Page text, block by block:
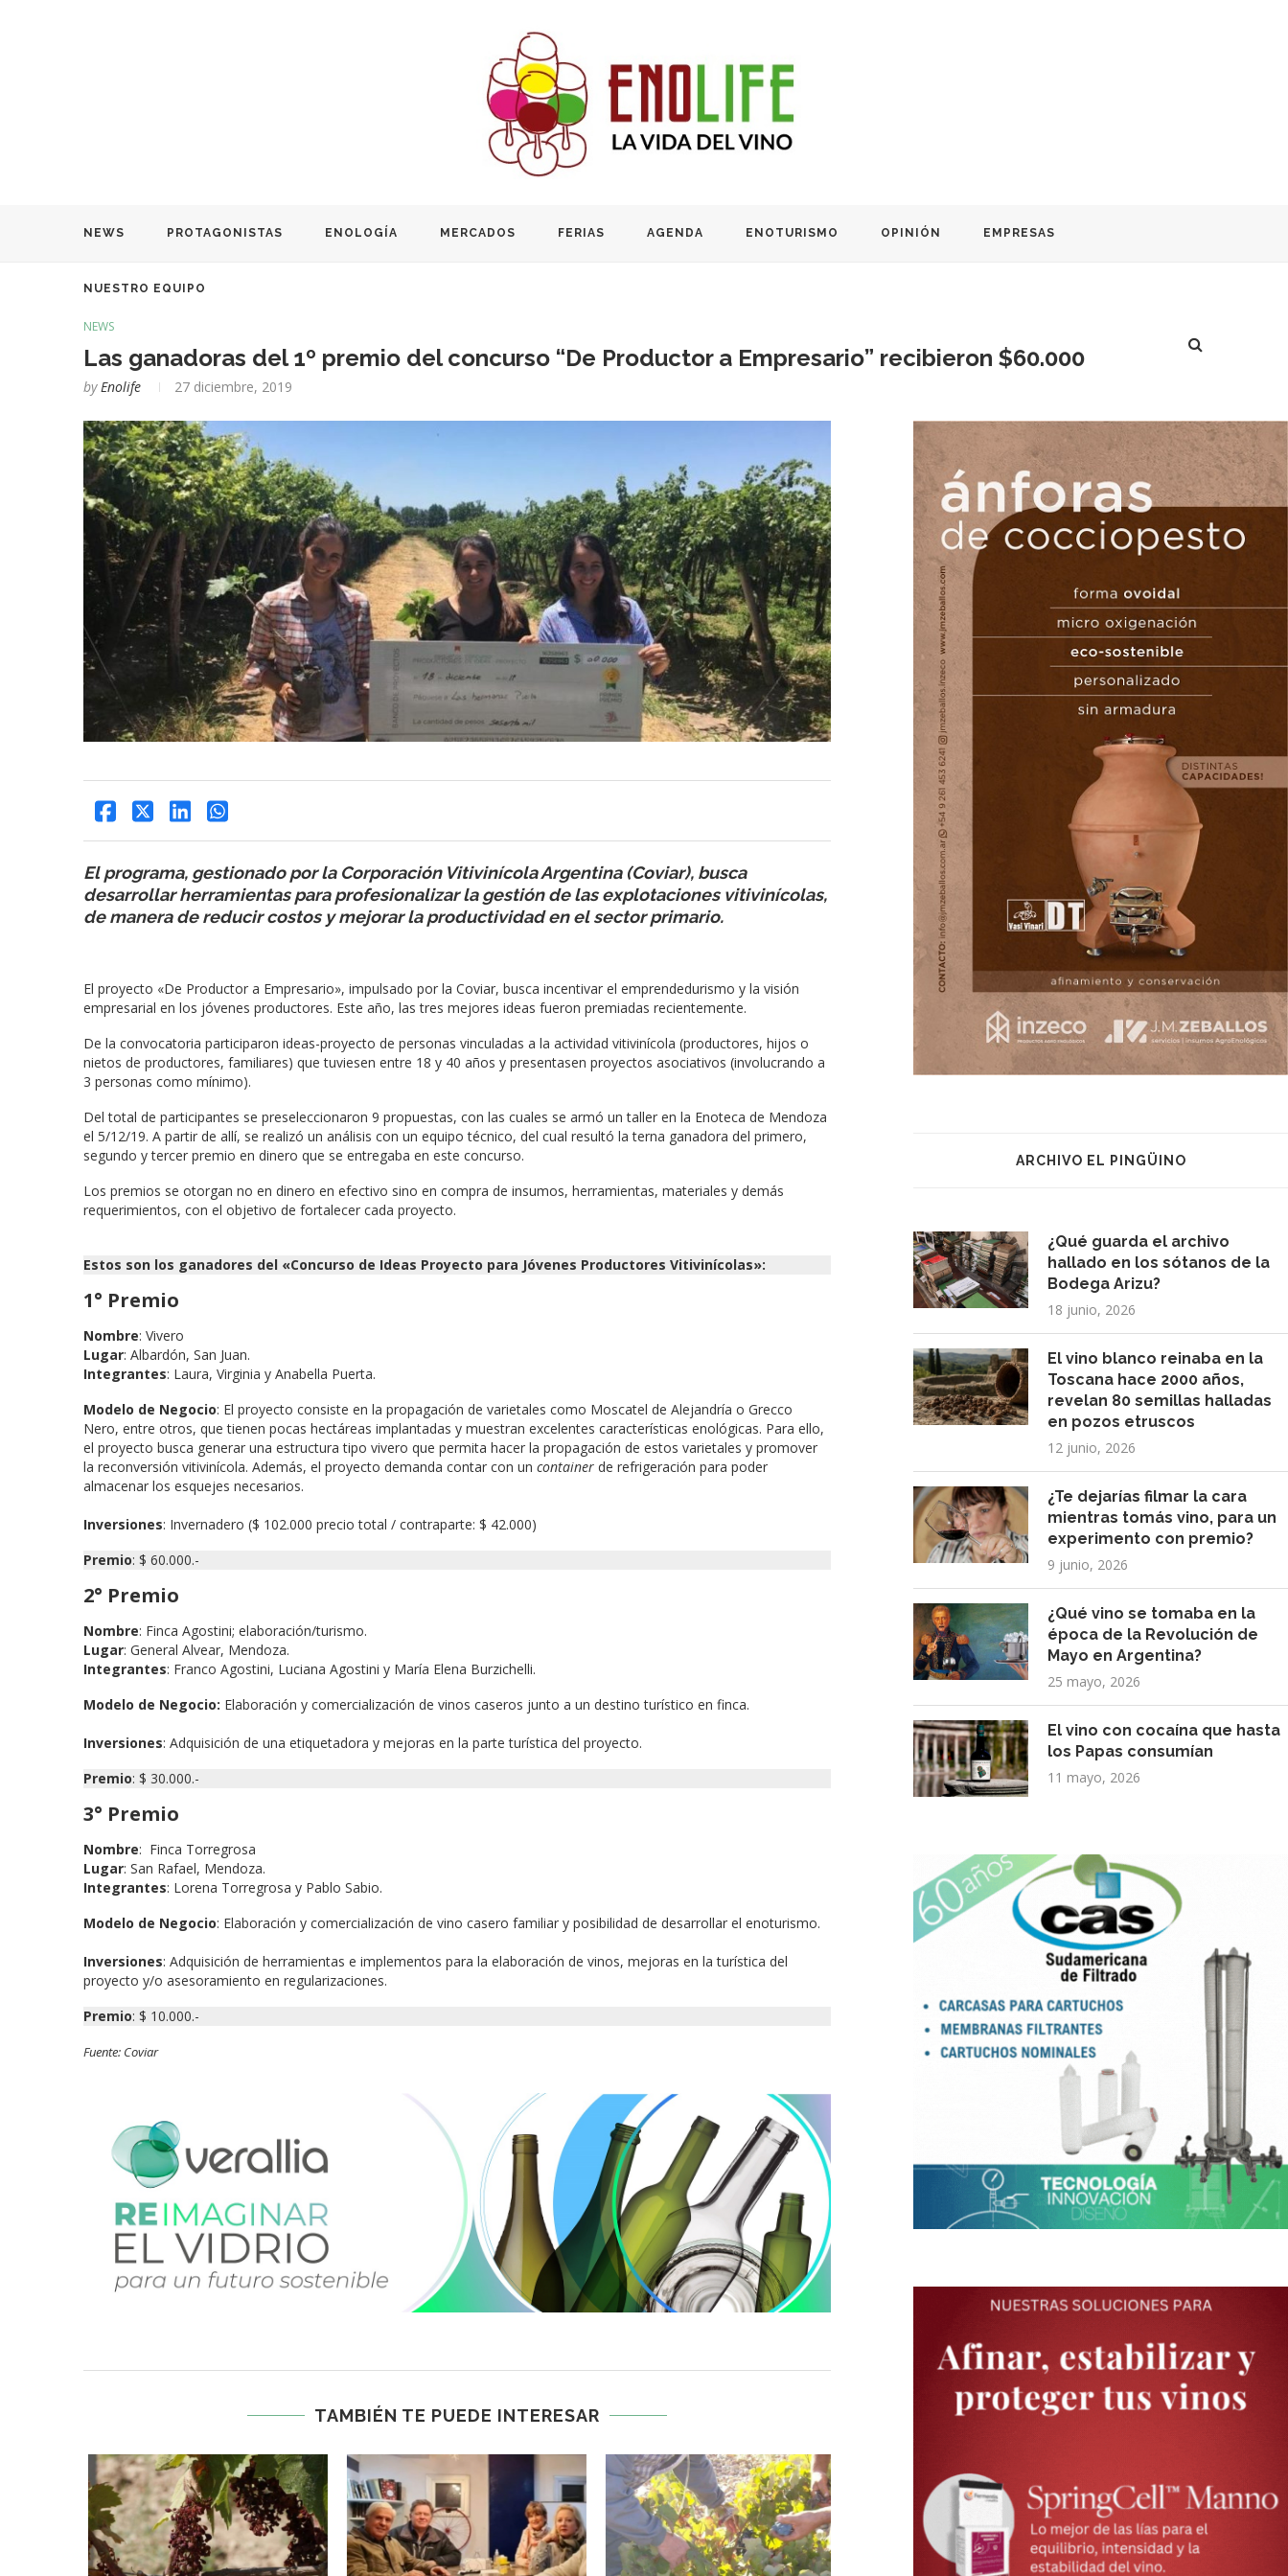
NEWS PROTAGONISTAS ENOLOGÍA MERCADOS FERIAS AGENDA ENOTURISMO OPINIÓN EMPRESAS
NUESTRO EQUIPO
NEWS
Las ganadoras del 1º premio del concurso “De Productor a Empresario” recibieron $60.000
by Enolife 27 diciembre, 2019
El programa, gestionado por la Corporación Vitivinícola Argentina (Coviar), busca
desarrollar herramientas para profesionalizar la gestión de las explotaciones vitivinícolas,
de manera de reducir costos y mejorar la productividad en el sector primario.
El proyecto «De Productor a Empresario», impulsado por la Coviar, busca incentivar el emprendedurismo y la visión
empresarial en los jóvenes productores. Este año, las tres mejores ideas fueron premiadas recientemente.
De la convocatoria participaron ideas-proyecto de personas vinculadas a la actividad vitivinícola (productores, hijos o
nietos de productores, familiares) que tuviesen entre 18 y 40 años y presentasen proyectos asociativos (involucrando a
3 personas como mínimo).
Del total de participantes se preseleccionaron 9 propuestas, con las cuales se armó un taller en la Enoteca de Mendoza
el 5/12/19. A partir de allí, se realizó un análisis con un equipo técnico, del cual resultó la terna ganadora del primero,
segundo y tercer premio en dinero que se entregaba en este concurso.
Los premios se otorgan no en dinero en efectivo sino en compra de insumos, herramientas, materiales y demás
requerimientos, con el objetivo de fortalecer cada proyecto.
Estos son los ganadores del «Concurso de Ideas Proyecto para Jóvenes Productores Vitivinícolas»:
1° Premio
Nombre: Vivero
Lugar: Albardón, San Juan.
Integrantes: Laura, Virginia y Anabella Puerta.
Modelo de Negocio: El proyecto consiste en la propagación de varietales como Moscatel de Alejandría o Grecco
Nero, entre otros, que tienen pocas hectáreas implantadas y muestran excelentes características enológicas. Para ello,
el proyecto busca generar una estructura tipo vivero que permita hacer la propagación de estos varietales y promover
la reconversión vitivinícola. Además, el proyecto demanda contar con un container de refrigeración para poder
almacenar los esquejes necesarios.
Inversiones: Invernadero ($ 102.000 precio total / contraparte: $ 42.000)
Premio: $ 60.000.-
2° Premio
Nombre: Finca Agostini; elaboración/turismo.
Lugar: General Alvear, Mendoza.
Integrantes: Franco Agostini, Luciana Agostini y María Elena Burzichelli.
Modelo de Negocio: Elaboración y comercialización de vinos caseros junto a un destino turístico en finca.
Inversiones: Adquisición de una etiquetadora y mejoras en la parte turística del proyecto.
Premio: $ 30.000.-
3° Premio
Nombre: Finca Torregrosa
Lugar: San Rafael, Mendoza.
Integrantes: Lorena Torregrosa y Pablo Sabio.
Modelo de Negocio: Elaboración y comercialización de vino casero familiar y posibilidad de desarrollar el enoturismo.
Inversiones: Adquisición de herramientas e implementos para la elaboración de vinos, mejoras en la turística del
proyecto y/o asesoramiento en regularizaciones.
Premio: $ 10.000.-
Fuente: Coviar
TAMBIÉN TE PUEDE INTERESAR
ARCHIVO EL PINGÜINO
¿Qué guarda el archivo
hallado en los sótanos de la
Bodega Arizu?
18 junio, 2026
El vino blanco reinaba en la
Toscana hace 2000 años,
revelan 80 semillas halladas
en pozos etruscos
12 junio, 2026
¿Te dejarías filmar la cara
mientras tomás vino, para un
experimento con premio?
9 junio, 2026
¿Qué vino se tomaba en la
época de la Revolución de
Mayo en Argentina?
25 mayo, 2026
El vino con cocaína que hasta
los Papas consumían
11 mayo, 2026